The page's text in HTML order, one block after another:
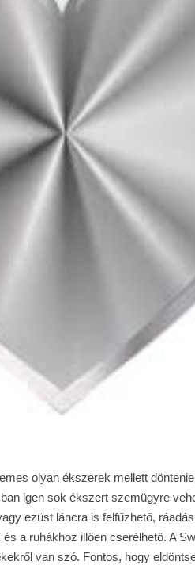
olyan ékszerek mellett
igen sok ékszert szemügyre
ezüst láncra is felfűzhető,
a ruhákhoz illően cserélhető. A
van szó. Fontos, hogy